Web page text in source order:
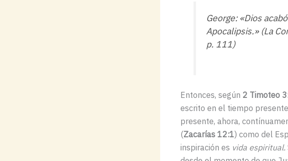
George: «Dios
Apocalipsis.» (La
p. 111)
Entonces, según 2 Timoteo
escrito en el tiempo
presente, ahora,
(Zacarías 12:1) como del
inspiración es vida espiritual.